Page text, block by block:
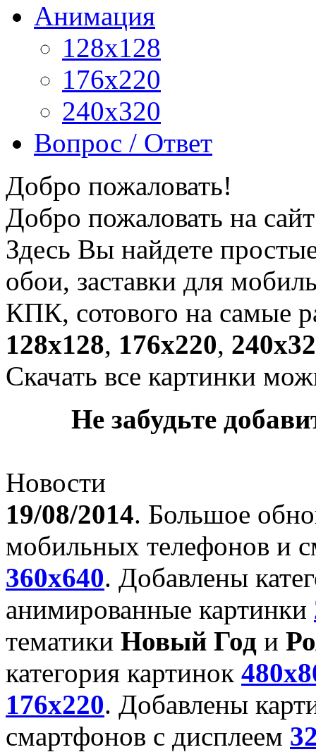
Анимация
128x128
176x220
240x320
Вопрос / Ответ
Добро пожаловать!
Добро пожаловать на
Здесь Вы найдете
обои, заставки для
КПК, сотового на самые
128х128, 176х220,
Скачать все картинки
Не забудьте
Новости
19/08/2014. Большое
мобильных телефонов и
360x640. Добавлены
анимированные картинки
тематики Новый Год и
категория картинок
176x220. Добавлены
смартфонов с дисплеем